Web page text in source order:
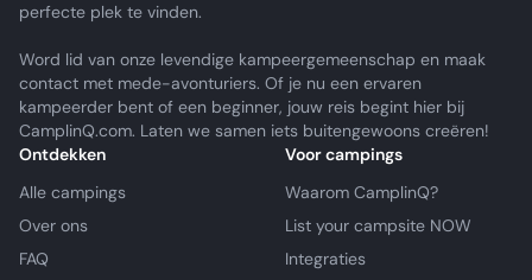
perfecte plek te vinden.
Word lid van onze levendige kampeergemeenschap en maak
contact met mede-avonturiers. Of je nu een ervaren
kampeerder bent of een beginner, jouw reis begint hier bij
CamplinQ.com. Laten we samen iets buitengewoons creëren!
Ontdekken
Alle campings
Over ons
FAQ
Voor campings
Waarom CamplinQ?
List your campsite NOW
Integraties